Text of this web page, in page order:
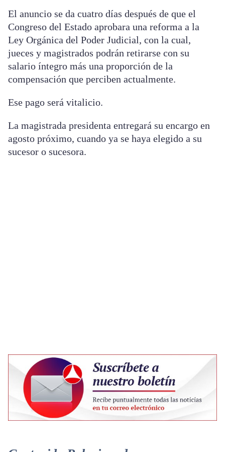
El anuncio se da cuatro días después de que el
Congreso del Estado aprobara una reforma a la
Ley Orgánica del Poder Judicial, con la cual,
jueces y magistrados podrán retirarse con su
salario íntegro más una proporción de la
compensación que perciben actualmente.
Ese pago será vitalicio.
La magistrada presidenta entregará su encargo en
agosto próximo, cuando ya se haya elegido a su
sucesor o sucesora.